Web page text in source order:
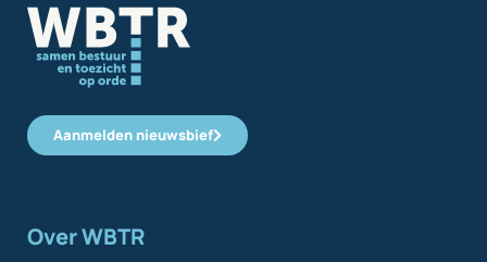
Aanmelden nieuwsbief
Over WBTR